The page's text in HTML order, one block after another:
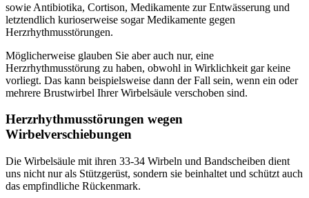
sowie Antibiotika, Cortison, Medikamente zur Entwässerung und
letztendlich kurioserweise sogar Medikamente gegen
Herzrhythmusstörungen.
Möglicherweise glauben Sie aber auch nur, eine
Herzrhythmusstörung zu haben, obwohl in Wirklichkeit gar keine
vorliegt. Das kann beispielsweise dann der Fall sein, wenn ein oder
mehrere Brustwirbel Ihrer Wirbelsäule verschoben sind.
Herzrhythmusstörungen wegen
Wirbelverschiebungen
Die Wirbelsäule mit ihren 33-34 Wirbeln und Bandscheiben dient
uns nicht nur als Stützgerüst, sondern sie beinhaltet und schützt auch
das empfindliche Rückenmark.